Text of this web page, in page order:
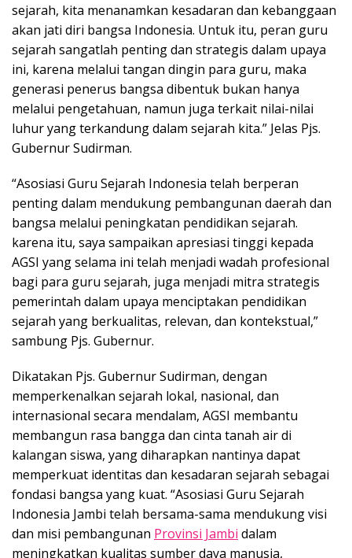
sejarah, kita menanamkan kesadaran dan kebanggaan
akan jati diri bangsa Indonesia. Untuk itu, peran guru
sejarah sangatlah penting dan strategis dalam upaya
ini, karena melalui tangan dingin para guru, maka
generasi penerus bangsa dibentuk bukan hanya
melalui pengetahuan, namun juga terkait nilai-nilai
luhur yang terkandung dalam sejarah kita.” Jelas Pjs.
Gubernur Sudirman.
“Asosiasi Guru Sejarah Indonesia telah berperan
penting dalam mendukung pembangunan daerah dan
bangsa melalui peningkatan pendidikan sejarah.
karena itu, saya sampaikan apresiasi tinggi kepada
AGSI yang selama ini telah menjadi wadah profesional
bagi para guru sejarah, juga menjadi mitra strategis
pemerintah dalam upaya menciptakan pendidikan
sejarah yang berkualitas, relevan, dan kontekstual,”
sambung Pjs. Gubernur.
Dikatakan Pjs. Gubernur Sudirman, dengan
memperkenalkan sejarah lokal, nasional, dan
internasional secara mendalam, AGSI membantu
membangun rasa bangga dan cinta tanah air di
kalangan siswa, yang diharapkan nantinya dapat
memperkuat identitas dan kesadaran sejarah sebagai
fondasi bangsa yang kuat. “Asosiasi Guru Sejarah
Indonesia Jambi telah bersama-sama mendukung visi
dan misi pembangunan Provinsi Jambi dalam
meningkatkan kualitas sumber daya manusia,